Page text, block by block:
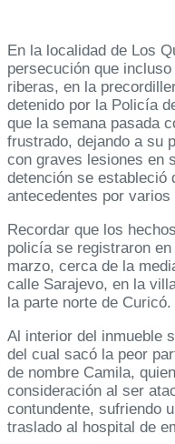
En la localidad de Los
persecución que
riberas, en la
detenido por la Policía
que la semana pasada
frustrado, dejando a su
con graves lesiones en
detención se estableció
antecedentes por
Recordar que los
policía se registraron
marzo, cerca de la
calle Sarajevo, en la
la parte norte de Curicó.
Al interior del inmueble
del cual sacó la peor
de nombre Camila,
consideración al ser
contundente, sufriendo
traslado al hospital de